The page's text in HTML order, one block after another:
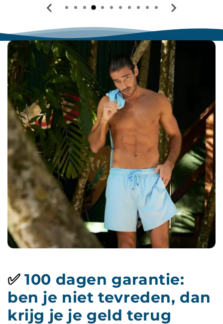
✅100 dagen garantie:
ben je niet tevreden, dan
krijg je je geld terug